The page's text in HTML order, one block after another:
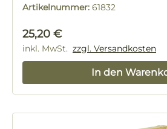
Artikelnummer: 61832
Regulärer Preis:
25,20 €
inkl. MwSt. zzgl. Versandkosten
In den